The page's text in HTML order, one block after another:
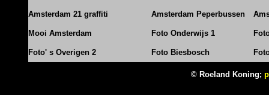
Amsterdam 21 graffiti Amsterdam Peperbussen
Mooi Amsterdam Foto Onderwijs 1
Foto' s Overigen 2 Foto Biesbosch
© Roeland Koning;